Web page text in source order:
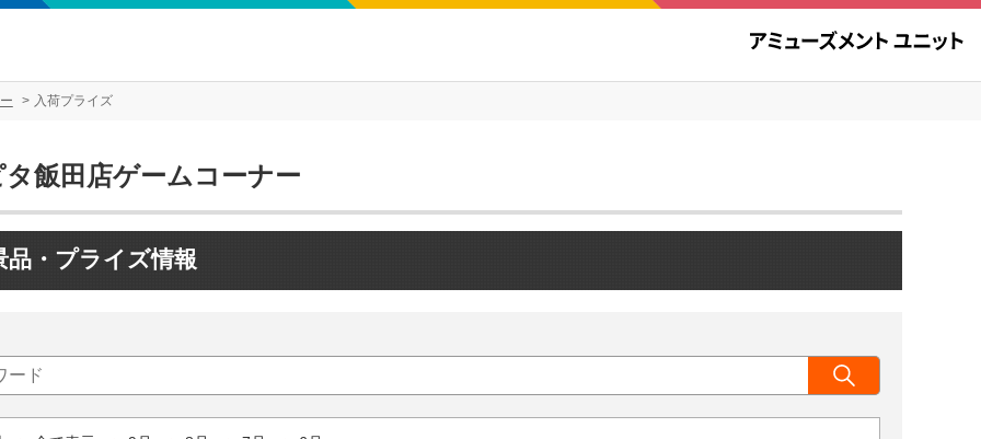
入荷プライズ
飯田店ゲームコーナー
品・プライズ情報